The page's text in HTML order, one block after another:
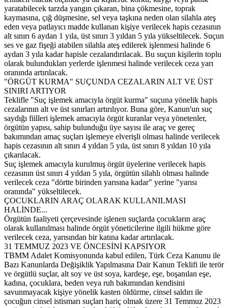
yaratabilecek tarzda yangın çıkaran, bina çökmesine, toprak
kaymasına, çığ düşmesine, sel veya taşkına neden olan silahla ateş
eden veya patlayıcı madde kullanan kişiye verilecek hapis cezasının
alt sınırı 6 aydan 1 yıla, üst sınırı 3 yıldan 5 yıla yükseltilecek. Suçun
ses ve gaz fişeği atabilen silahla ateş edilerek işlenmesi halinde 6
aydan 3 yıla kadar hapisle cezalandırılacak. Bu suçun kişilerin toplu
olarak bulundukları yerlerde işlenmesi halinde verilecek ceza yarı
oranında artırılacak.
"ÖRGÜT KURMA" SUÇUNDA CEZALARIN ALT VE ÜST
SINIRI ARTIYOR
Teklifle "Suç işlemek amacıyla örgüt kurma" suçuna yönelik hapis
cezalarının alt ve üst sınırları artırılıyor. Buna göre, Kanun'un suç
saydığı fiilleri işlemek amacıyla örgüt kuranlar veya yönetenler,
örgütün yapısı, sahip bulunduğu üye sayısı ile araç ve gereç
bakımından amaç suçları işlemeye elverişli olması halinde verilecek
hapis cezasının alt sınırı 4 yıldan 5 yıla, üst sınırı 8 yıldan 10 yıla
çıkarılacak.
Suç işlemek amacıyla kurulmuş örgüt üyelerine verilecek hapis
cezasının üst sınırı 4 yıldan 5 yıla, örgütün silahlı olması halinde
verilecek ceza "dörtte birinden yarısına kadar" yerine "yarısı
oranında" yükseltilecek.
ÇOCUKLARIN ARAÇ OLARAK KULLANILMASI
HALİNDE...
Örgütün faaliyeti çerçevesinde işlenen suçlarda çocukların araç
olarak kullanılması halinde örgüt yöneticilerine ilgili hükme göre
verilecek ceza, yarısından bir katına kadar artırılacak.
31 TEMMUZ 2023 VE ÖNCESİNİ KAPSIYOR
TBMM Adalet Komisyonunda kabul edilen, Türk Ceza Kanunu ile
Bazı Kanunlarda Değişiklik Yapılmasına Dair Kanun Teklifi ile terör
ve örgütlü suçlar, alt soy ve üst soya, kardeşe, eşe, boşanılan eşe,
kadına, çocuklara, beden veya ruh bakımından kendisini
savunmayacak kişiye yönelik kasten öldürme, cinsel saldırı ile
çocuğun cinsel istismarı suçları hariç olmak üzere 31 Temmuz 2023